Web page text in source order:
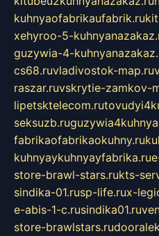
kuhnyaofabrikaufabrik.ru
xehyroo-5-
guzywia-4-
cs68.ruvladivostok-map.ru
raszar.ruvskrytie-zamkov-
lipetsktelecom.ru
seksuzb.ru
fabrikaofabrikaokuhny.ru
kuhnyaykuhnyayfabrika.ru
store-brawl-stars.rukts-
sindika-01.rusp-life.rux-
e-abis-1-c.rusindika01.ru
store-brawlstars.ru